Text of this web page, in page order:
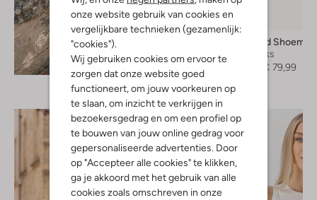
onze website gebruik van cookies en
vergelijkbare technieken (gezamenlijk:
"cookies").
Wij gebruiken cookies om ervoor te
zorgen dat onze website goed
functioneert, om jouw voorkeuren op
te slaan, om inzicht te verkrijgen in
bezoekersgedrag en om een profiel op
te bouwen van jouw online gedrag voor
gepersonaliseerde advertenties. Door
op "Accepteer alle cookies" te klikken,
ga je akkoord met het gebruik van alle
cookies zoals omschreven in onze
Ontdek de look
-20%
Vagabond
Slingbacks
€ 79,99